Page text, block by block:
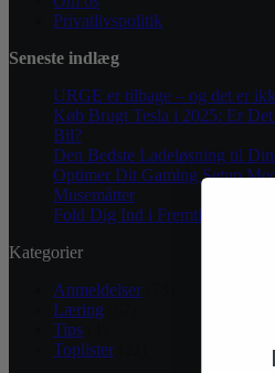
Privatlivspolitik
Seneste indlæg
URGE er tilbage – og det er
Køb Brugt Tesla i 2025: Er
Bil?
Den Bedste Ladeløsning til
Optimer Dit Gaming Setup
Musemåtter
Fold Dig Ind i Fremtiden med
Kategorier
Anmeldelser
Læring
Tips
Toplister